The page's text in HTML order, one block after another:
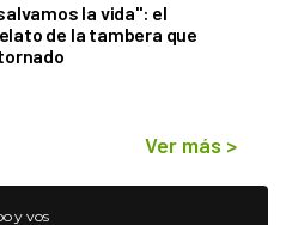
la vida": el
de la tambera que
Ver más >
y vos